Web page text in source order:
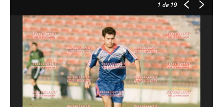
1 de 19